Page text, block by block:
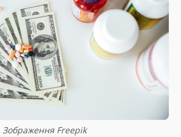
Зображення Freepik